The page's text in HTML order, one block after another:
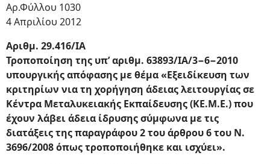
Αρ.Φύλλου 1030
4 Απριλίου 2012
Αριθμ. 29.416/ΙΑ
Τροποποίηση της υπ’ αριθμ. 63893/ΙΑ/3−6−2010
υπουργικής απόφασης με θέμα «Εξειδίκευση των
κριτηρίων νια τη χορήγηση άδειας λειτουργίας σε
Κέντρα Μεταλυκειακής Εκπαίδευσης (ΚΕ.Μ.Ε.) που
έχουν λάβει άδεια ίδρυσης σύμφωνα με τις
διατάξεις της παραγράφου 2 του άρθρου 6 του Ν.
3696/2008 όπως τροποποιήθηκε και ισχύει».